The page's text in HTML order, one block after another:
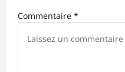
r
Commentaire *